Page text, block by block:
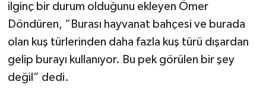
ilginç bir durum olduğunu ekleyen Ömer
Döndüren, “Burası hayvanat bahçesi ve burada
olan kuş türlerinden daha fazla kuş türü dışardan
gelip burayı kullanıyor. Bu pek görülen bir şey
değil” dedi.